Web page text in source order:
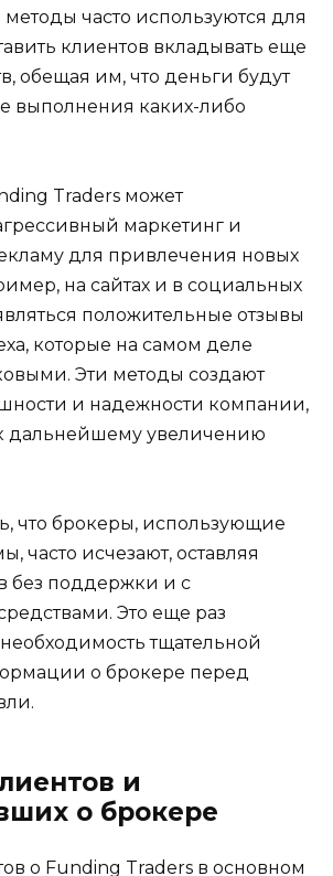
методы часто используются для
клиентов вкладывать еще
обещая им, что деньги будут
выполнения каких-либо
Traders может
маркетинг и
для привлечения новых
на сайтах и в социальных
положительные отзывы
которые на самом деле
Эти методы создают
и надежности компании,
дальнейшему увеличению
что брокеры, использующие
часто исчезают, оставляя
без поддержки и с
Это еще раз
тщательной
о брокере перед
и
о брокере
о Funding Traders в основном